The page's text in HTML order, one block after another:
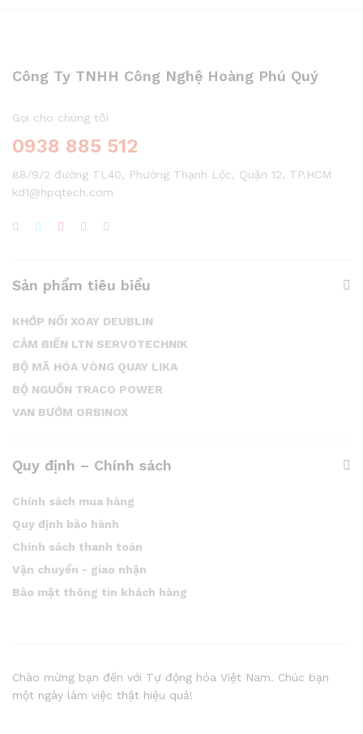
Công Ty TNHH Công Nghệ Hoàng Phú Quý
Gọi cho chúng tôi
0938 885 512
88/9/2 đường TL40, Phường Thạnh Lộc, Quận 12, TP.HCM
kd1@hpqtech.com
Sản phẩm tiêu biểu
KHỚP NỐI XOAY DEUBLIN
CẢM BIẾN LTN SERVOTECHNIK
BỘ MÃ HÓA VÒNG QUAY LIKA
BỘ NGUỒN TRACO POWER
VAN BƯỚM ORBINOX
Quy định – Chính sách
Chính sách mua hàng
Quy định bảo hành
Chính sách thanh toán
Vận chuyển - giao nhận
Bảo mật thông tin khách hàng
Chào mừng bạn đến với Tự động hóa Việt Nam. Chúc bạn
một ngày làm việc thật hiệu quả!